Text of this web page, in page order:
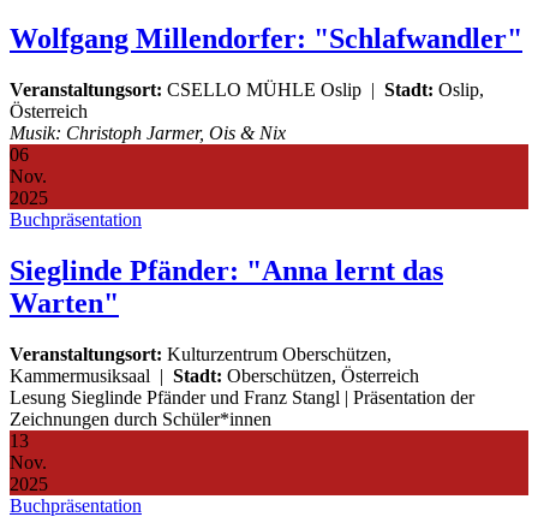
Wolfgang Millendorfer: "Schlafwandler"
Veranstaltungsort: CSELLO MÜHLE Oslip | Stadt: Oslip,
Österreich
Musik: Christoph Jarmer, Ois & Nix
06
Nov.
2025
Buchpräsentation
Sieglinde Pfänder: "Anna lernt das
Warten"
Veranstaltungsort: Kulturzentrum Oberschützen,
Kammermusiksaal | Stadt: Oberschützen, Österreich
Lesung Sieglinde Pfänder und Franz Stangl | Präsentation der
Zeichnungen durch Schüler*innen
13
Nov.
2025
Buchpräsentation